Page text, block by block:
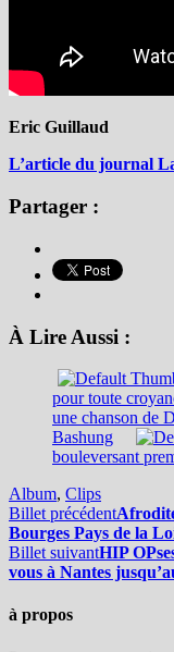
Eric Guillaud
L’article du journal
Partager :
À Lire Aussi :
pour toute
une chanson de
Bashung
bouleversant
Album, Clips
Billet précédent
Bourges Pays de la
Billet suivantHIP
vous à Nantes
à propos